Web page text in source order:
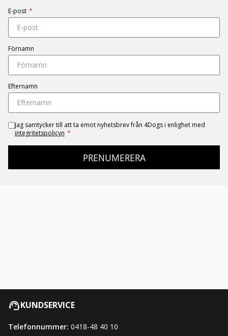
E-post *
Förnamn
Efternamn
Jag samtycker till att ta emot nyhetsbrev från 4Dogs i enlighet med
integritetspolicyn *
PRENUMERERA
KUNDSERVICE
Telefonnummer: 0418-48 40 10